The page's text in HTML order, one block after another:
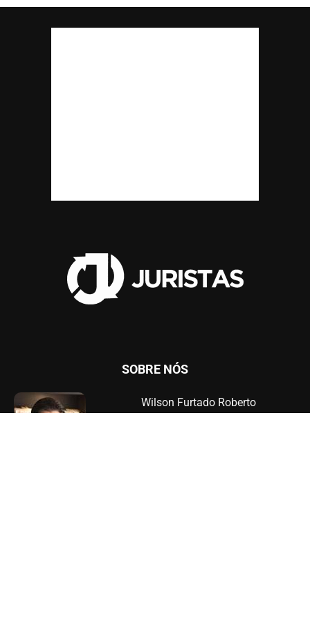
SOBRE NÓS
Wilson Furtado Roberto